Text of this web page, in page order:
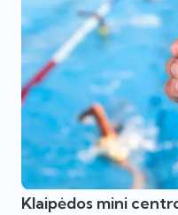
Klaipėdos mini